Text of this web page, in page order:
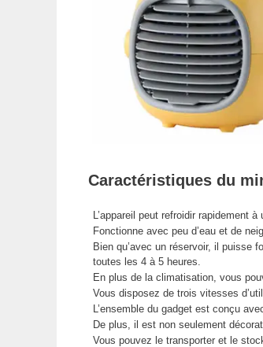
Caractéristiques du
L’appareil peut refroidir rapidement
Fonctionne avec peu d’eau et de
Bien qu’avec un réservoir, il puisse
toutes les 4 à 5 heures.
En plus de la climatisation, vous
Vous disposez de trois vitesses
L’ensemble du gadget est conçu
De plus, il est non seulement
Vous pouvez le transporter et le